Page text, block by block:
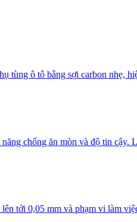
tùng ô tô bằng sợi carbon nhẹ,
chống ăn mòn và độ tin
tới 0,05 mm và phạm vi làm